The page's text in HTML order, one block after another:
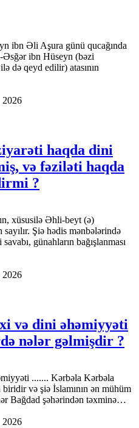
ibn Əli Aşura günü qucağında
Əsğər ibn Hüseyn (bəzi
də qeyd edilir) atasının
haqda dini
və fəziləti haqda
?
xüsusilə Əhli-beyt (ə)
Şiə hədis mənbələrində
günahların bağışlanması
və dini əhəmiyyəti
nələr gəlmişdir ?
....... Kərbəla Kərbəla
və şiə İslamının ən mühüm
Bağdad şəhərindən təxminə…